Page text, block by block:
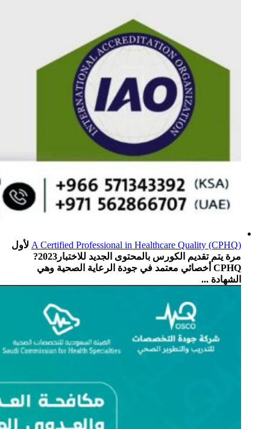
A Certified Professional in Healthcare Quality (CPHQ) لأول
مرة يتم تقديم الكورس بالمحتوى الجديد للاختبار2023?
CPHQ أخصائي معتمد في جودة الرعاية الصحية وهي
الشهادة ...